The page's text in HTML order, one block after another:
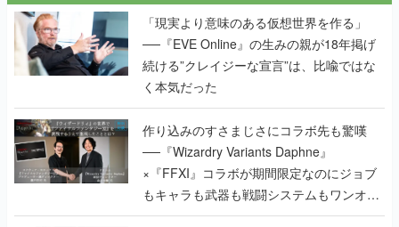
「現実より意味のある仮想世界を作る」
──『EVE Online』の生みの親が18年掲げ
続ける”クレイジーな宣言”は、比喩ではな
く本気だった
作り込みのすさまじさにコラボ先も驚嘆
──『Wizardry Variants Daphne』
×『FFXI』コラボが期間限定なのにジョブ
もキャラも武器も戦闘システムもワンオフ
で作り込まれた理由を両ディレクターに聞